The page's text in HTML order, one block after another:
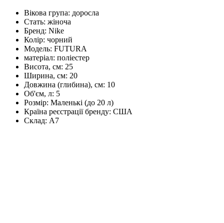
Вікова група: доросла
Стать: жіноча
Бренд: Nike
Колір: чорний
Модель: FUTURA
матеріал: поліестер
Висота, см: 25
Ширина, см: 20
Довжина (глибина), см: 10
Об'єм, л: 5
Розмір: Маленькі (до 20 л)
Країна реєстрації бренду: США
Склад: А7